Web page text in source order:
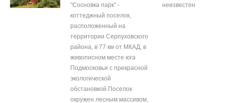
"Сосновка парк" -
коттеджный поселок,
расположенный на
территории Серпуховского
района, в 77 км от МКАД, в
живописном месте юга
Подмосковья с прекрасной
экологической
обстановкой.Поселок
окружен лесным массивом,
неизвестен